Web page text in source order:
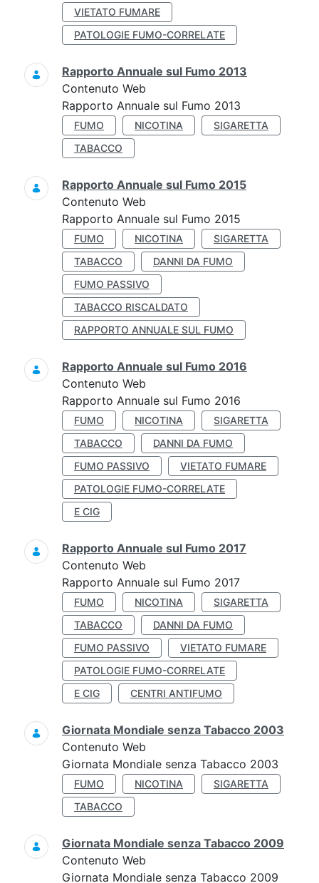
VIETATO FUMARE
PATOLOGIE FUMO-CORRELATE
Rapporto Annuale sul Fumo 2013
Contenuto Web
Rapporto Annuale sul Fumo 2013
FUMO NICOTINA
SIGARETTA
TABACCO
Rapporto Annuale sul Fumo 2015
Contenuto Web
Rapporto Annuale sul Fumo 2015
FUMO NICOTINA
SIGARETTA
TABACCO
DANNI DA FUMO
FUMO PASSIVO
TABACCO RISCALDATO
RAPPORTO ANNUALE SUL FUMO
Rapporto Annuale sul Fumo 2016
Contenuto Web
Rapporto Annuale sul Fumo 2016
FUMO NICOTINA
SIGARETTA
TABACCO
DANNI DA FUMO
FUMO PASSIVO
VIETATO FUMARE
PATOLOGIE FUMO-CORRELATE
E CIG
Rapporto Annuale sul Fumo 2017
Contenuto Web
Rapporto Annuale sul Fumo 2017
FUMO NICOTINA
SIGARETTA
TABACCO
DANNI DA FUMO
FUMO PASSIVO
VIETATO FUMARE
PATOLOGIE FUMO-CORRELATE
E CIG
CENTRI ANTIFUMO
Giornata Mondiale senza Tabacco 2003
Contenuto Web
Giornata Mondiale senza Tabacco 2003
FUMO NICOTINA
SIGARETTA
TABACCO
Giornata Mondiale senza Tabacco 2009
Contenuto Web
Giornata Mondiale senza Tabacco 2009